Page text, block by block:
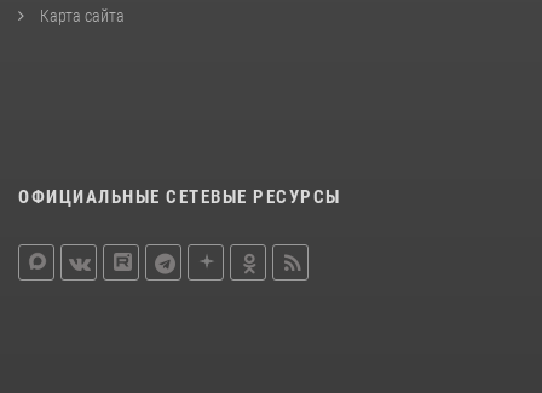
Карта сайта
ОФИЦИАЛЬНЫЕ СЕТЕВЫЕ РЕСУРСЫ